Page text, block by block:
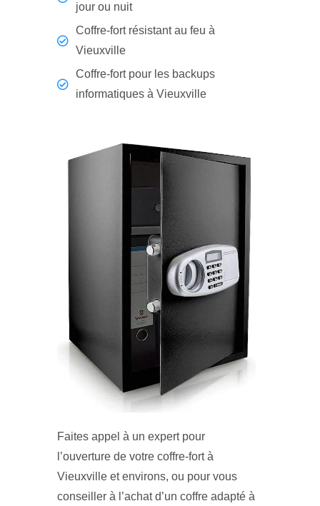
jour ou nuit
Coffre-fort résistant au feu à
Vieuxville
Coffre-fort pour les backups
informatiques à Vieuxville
Faites appel à un expert pour
l’ouverture de votre coffre-fort à
Vieuxville et environs, ou pour vous
conseiller à l’achat d’un coffre adapté à